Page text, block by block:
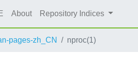
About Repository Indices
pages-zh_CN nproc(1)